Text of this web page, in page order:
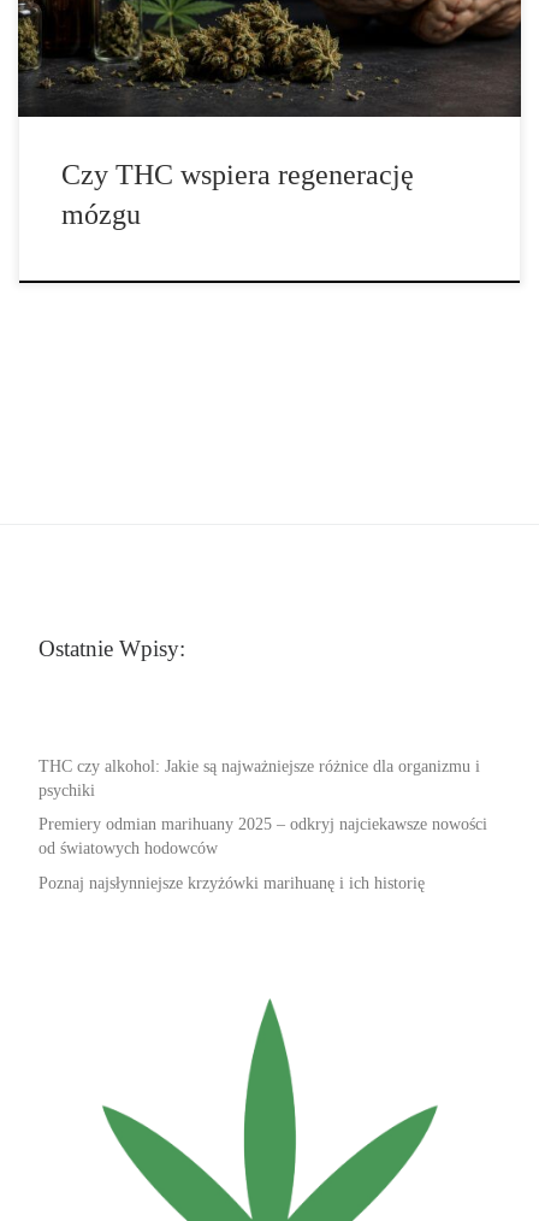
liczbą neuronów, które stopniowo tracone są wraz z wiekiem, […]
Czy THC wspiera regenerację
mózgu
Ostatnie Wpisy:
THC czy alkohol: Jakie są najważniejsze różnice dla organizmu i
psychiki
Premiery odmian marihuany 2025 – odkryj najciekawsze nowości
od światowych hodowców
Poznaj najsłynniejsze krzyżówki marihuanę i ich historię